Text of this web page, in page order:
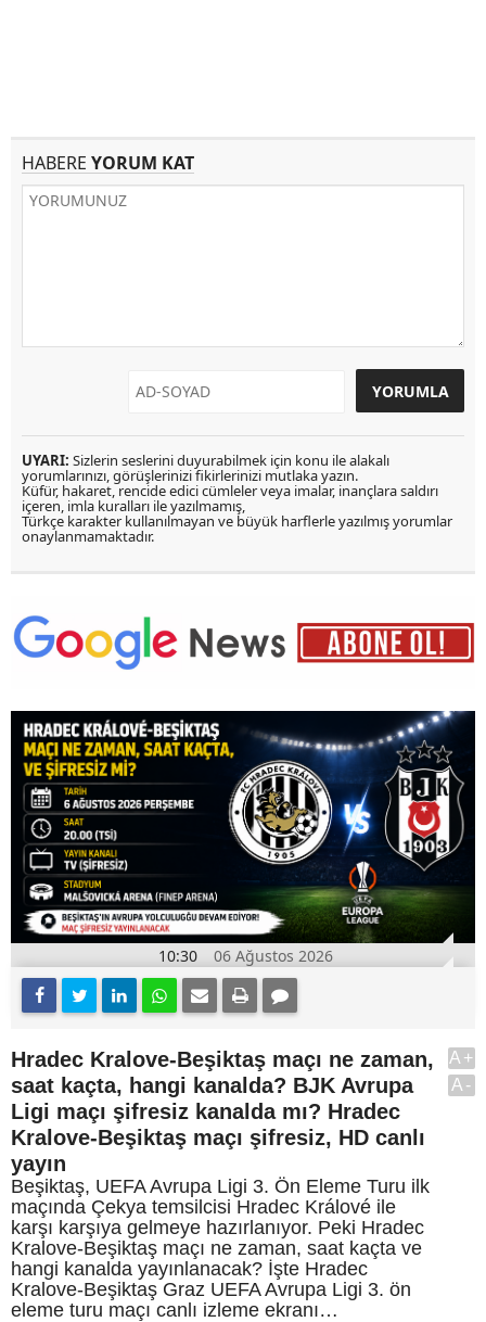
HABERE YORUM KAT
UYARI: Sizlerin seslerini duyurabilmek için konu ile alakalı
yorumlarınızı, görüşlerinizi fikirlerinizi mutlaka yazın.
Küfür, hakaret, rencide edici cümleler veya imalar, inançlara saldırı
içeren, imla kuralları ile yazılmamış,
Türkçe karakter kullanılmayan ve büyük harflerle yazılmış yorumlar
onaylanmamaktadır.
10:30 06 Ağustos 2026
Hradec Kralove-Beşiktaş maçı ne zaman,
saat kaçta, hangi kanalda? BJK Avrupa
Ligi maçı şifresiz kanalda mı? Hradec
Kralove-Beşiktaş maçı şifresiz, HD canlı
yayın
Beşiktaş, UEFA Avrupa Ligi 3. Ön Eleme Turu ilk
maçında Çekya temsilcisi Hradec Králové ile
karşı karşıya gelmeye hazırlanıyor. Peki Hradec
Kralove-Beşiktaş maçı ne zaman, saat kaçta ve
hangi kanalda yayınlanacak? İşte Hradec
Kralove-Beşiktaş Graz UEFA Avrupa Ligi 3. ön
eleme turu maçı canlı izleme ekranı…
A+
A-